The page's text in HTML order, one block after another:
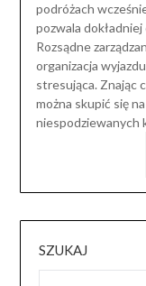
podróżach
pozwala
Rozsądne
organizacja
stresująca. Znając
można skupić się
niespodziewanych
SZUKAJ